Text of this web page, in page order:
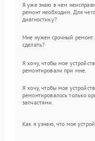
Я уже знаю в чем
ремонт необходим. Для
диагностику?
Мне нужен срочный
сделать?
Я хочу, чтобы мое
ремонтировали при мне.
Я хочу, чтобы мое
ремонтировалось только
запчастями.
Как я узнаю, что мое